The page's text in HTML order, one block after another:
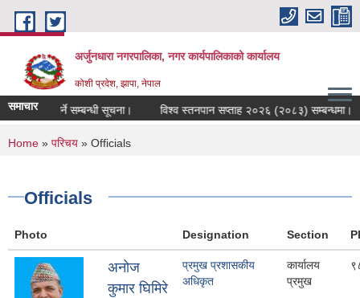
Skip to main content
अर्जुनधारा नगरपालिका, नगर कार्यपालिकाको कार्यालय
कोशी प्रदेश, झापा, नेपाल
समाचारगर्ने सम्बन्धी सूचना। विश्व स्तनपान सप्ताह २०२६ (२०८३) सम्बन्धमा।
You are here
Home » परिचय » Officials
Officials
Photo Designation Section
अनोज
कुमार घिमिरे
प्रमुख प्रशासकीय
अधिकृत
कार्यालय
प्रमुख